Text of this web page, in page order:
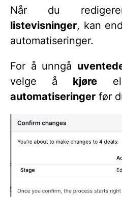
Når du
listevisninger, kan
automatiseringer.
For å unngå
velge å kjøre
automatiseringer før